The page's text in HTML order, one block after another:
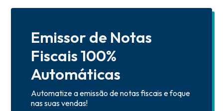
Emissor de Notas
Fiscais 100%
Automáticas
Automatize a emissão de notas fiscais e foque
nas suas vendas!